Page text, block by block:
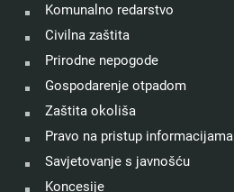
Komunalno redarstvo
Civilna zaštita
Prirodne nepogode
Gospodarenje otpadom
Zaštita okoliša
Pravo na pristup informacijama
Savjetovanje s javnošću
Koncesije